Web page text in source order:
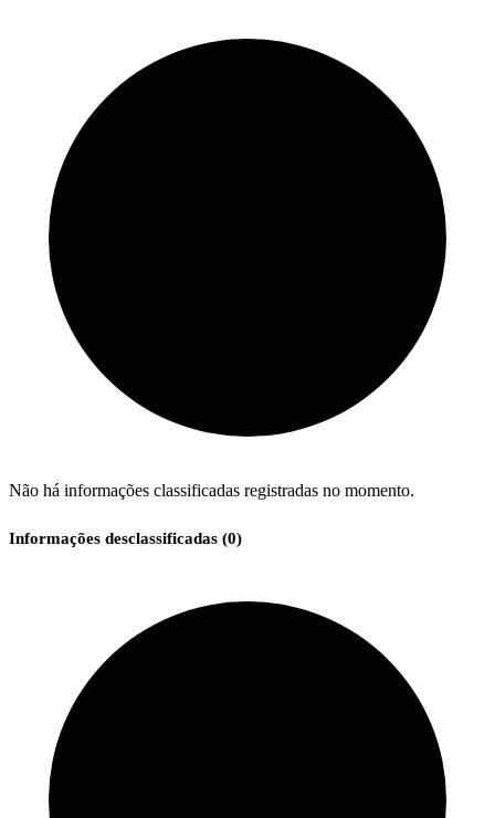
Não há informações classificadas registradas no momento.
Informações desclassificadas (0)